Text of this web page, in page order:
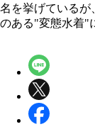
名を挙げているが
のある"変態水着"